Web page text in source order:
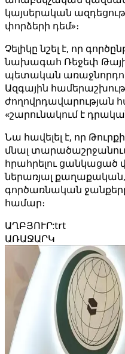
կայսերական
փորձերի դեմ»։
Չելիկը նշել է, որ
նախագահ Ռեջեփ
պետական
Ազգային
ժողովրդավարության
«շարունակում է
Նա հավելել է, որ
մնալ տարածաշրջանում
հրահրելու
ներառյալ
գործառնական
համար։
ԱՂԲՅՈՒՐ:trt
ԱՌԱՋԱՐԿ